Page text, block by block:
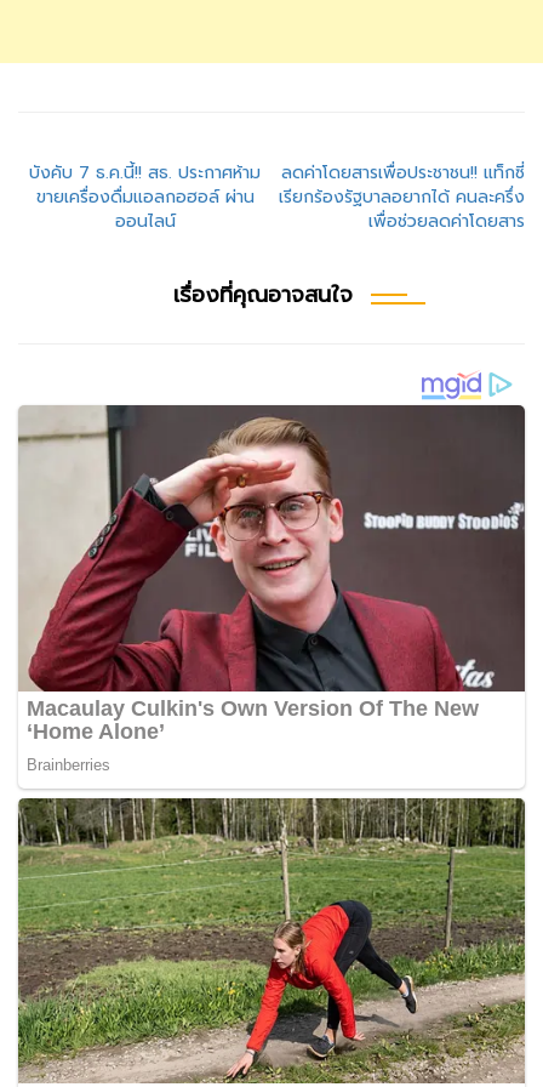
แนะแนว
เรื่อง
บังคับ 7 ธ.ค.นี้!! สธ. ประกาศห้าม
ขายเครื่องดื่มแอลกอฮอล์ ผ่าน
ออนไลน์
ลดค่าโดยสารเพื่อประชาชน!! แท็กซี่
เรียกร้องรัฐบาลอยากได้ คนละครึ่ง
เพื่อช่วยลดค่าโดยสาร
เรื่องที่คุณอาจสนใจ